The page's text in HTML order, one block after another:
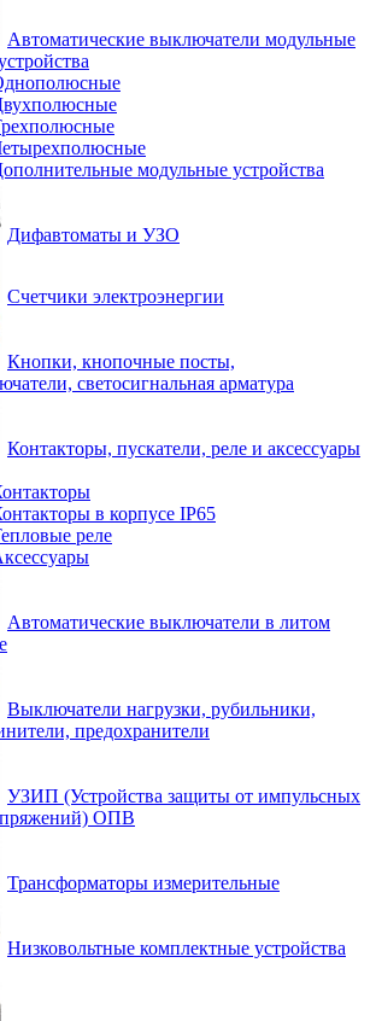
Автоматические выключатели модульные
модульные устройства
Дифавтоматы и УЗО
Счетчики электроэнергии
Кнопки, кнопочные посты,
светосигнальная арматура
Контакторы, пускатели, реле и аксессуары
в корпусе IP65
реле
Автоматические выключатели в литом
Выключатели нагрузки, рубильники,
предохранители
УЗИП (Устройства защиты от импульсных
ОПВ
Трансформаторы измерительные
Низковольтные комплектные устройства